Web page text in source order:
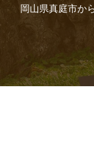
岡山県真庭市か